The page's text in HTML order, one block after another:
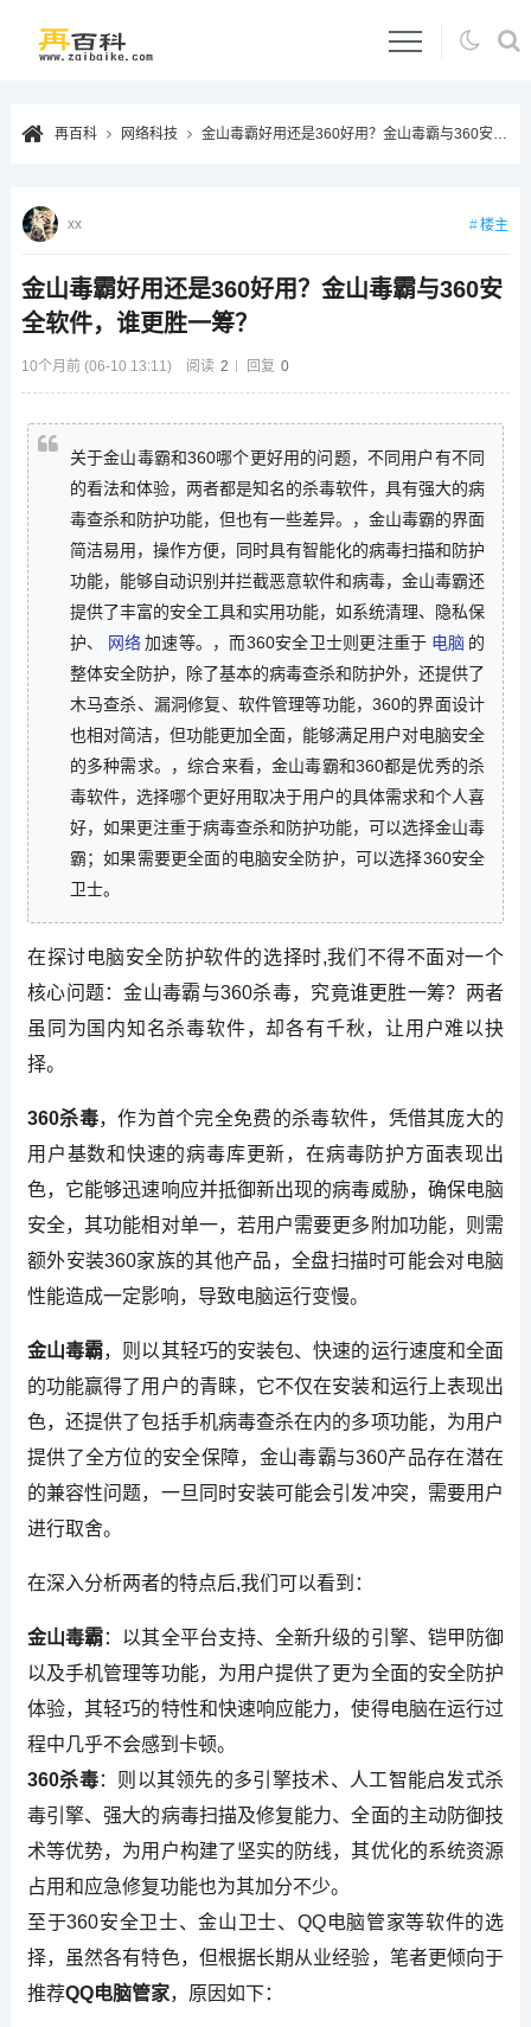
再百科 网络科技 金山毒霸好用还是360好用？金山毒霸与360安全软件，谁更胜一筹？
金山毒霸好用还是360好用？金山毒霸与360安
全软件，谁更胜一筹？
10个月前 (06-10 13:11) 阅读 2 回复 0
xx 楼主
关于金山毒霸和360哪个更好用的问题，不同用户有不同
的看法和体验，两者都是知名的杀毒软件，具有强大的病
毒查杀和防护功能，但也有一些差异。，金山毒霸的界面
简洁易用，操作方便，同时具有智能化的病毒扫描和防护
功能，能够自动识别并拦截恶意软件和病毒，金山毒霸还
提供了丰富的安全工具和实用功能，如系统清理、隐私保
护、
网络加速等。，而360安全卫士则更注重于 电脑 的
整体安全防护，除了基本的病毒查杀和防护外，还提供了
木马查杀、漏洞修复、软件管理等功能，360的界面设计
也相对简洁，但功能更加全面，能够满足用户对电脑安全
的多种需求。，综合来看，金山毒霸和360都是优秀的杀
毒软件，选择哪个更好用取决于用户的具体需求和个人喜
好，如果更注重于病毒查杀和防护功能，可以选择金山毒
霸；如果需要更全面的电脑安全防护，可以选择360安全
卫士。
在探讨电脑安全防护软件的选择时,我们不得不面对一个
核心问题：金山毒霸与360杀毒，究竟谁更胜一筹？两者
虽同为国内知名杀毒软件，却各有千秋，让用户难以抉
择。
360杀毒，作为首个完全免费的杀毒软件，凭借其庞大的
用户基数和快速的病毒库更新，在病毒防护方面表现出
色，它能够迅速响应并抵御新出现的病毒威胁，确保电脑
安全，其功能相对单一，若用户需要更多附加功能，则需
额外安装360家族的其他产品，全盘扫描时可能会对电脑
性能造成一定影响，导致电脑运行变慢。
金山毒霸，则以其轻巧的安装包、快速的运行速度和全面
的功能赢得了用户的青睐，它不仅在安装和运行上表现出
色，还提供了包括手机病毒查杀在内的多项功能，为用户
提供了全方位的安全保障，金山毒霸与360产品存在潜在
的兼容性问题，一旦同时安装可能会引发冲突，需要用户
进行取舍。
在深入分析两者的特点后,我们可以看到：
金山毒霸：以其全平台支持、全新升级的引擎、铠甲防御
以及手机管理等功能，为用户提供了更为全面的安全防护
体验，其轻巧的特性和快速响应能力，使得电脑在运行过
程中几乎不会感到卡顿。
360杀毒：则以其领先的多引擎技术、人工智能启发式杀
毒引擎、强大的病毒扫描及修复能力、全面的主动防御技
术等优势，为用户构建了坚实的防线，其优化的系统资源
占用和应急修复功能也为其加分不少。
至于360安全卫士、金山卫士、QQ电脑管家等软件的选
择，虽然各有特色，但根据长期从业经验，笔者更倾向于
推荐QQ电脑管家，原因如下：